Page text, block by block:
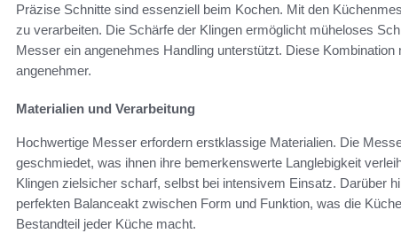
Präzise Schnitte sind essenziell beim Kochen. Mit den
zu verarbeiten. Die Schärfe der Klingen ermöglicht müheloses
Messer ein angenehmes Handling unterstützt. Diese
angenehmer.
Materialien und Verarbeitung
Hochwertige Messer erfordern erstklassige Materialien. Die
geschmiedet, was ihnen ihre bemerkenswerte Langlebigkeit
Klingen zielsicher scharf, selbst bei intensivem Einsatz. Darüber
perfekten Balanceakt zwischen Form und Funktion, was die
Bestandteil jeder Küche macht.